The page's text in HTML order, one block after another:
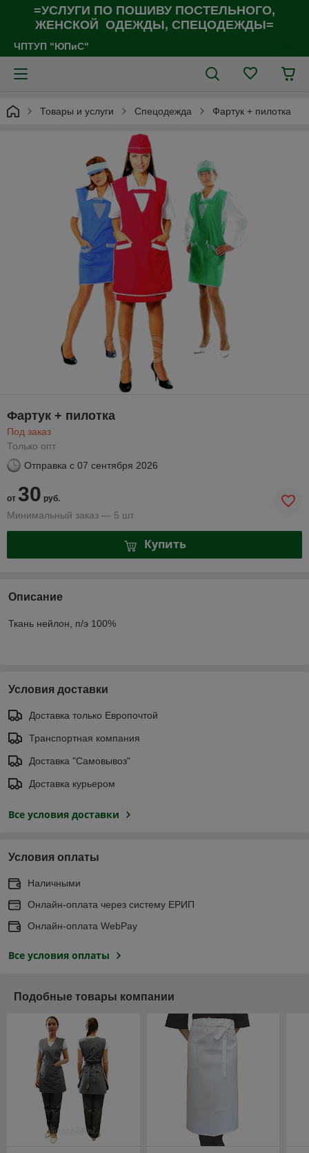
=УСЛУГИ ПО ПОШИВУ ПОСТЕЛЬНОГО,
ЖЕНСКОЙ ОДЕЖДЫ, СПЕЦОДЕЖДЫ=
ЧПТУП "ЮПиС"
Товары и услуги Спецодежда Фартук + пилотка
Фартук + пилотка
Под заказ
Только опт
Отправка с 07 сентября 2026
от 30 руб.
Минимальный заказ — 5 шт.
Купить
Описание
Ткань нейлон, п/э 100%
Условия доставки
Доставка только Европочтой
Транспортная компания
Доставка "Самовывоз"
Доставка курьером
Все условия доставки
Условия оплаты
Наличными
Онлайн-оплата через систему ЕРИП
Онлайн-оплата WebPay
Все условия оплаты
Подобные товары компании